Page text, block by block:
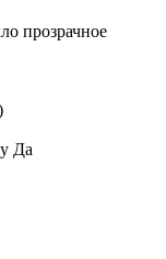
прозрачное
Да